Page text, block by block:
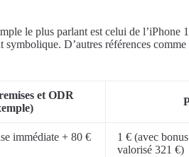
le plus parlant est celui de
D’autres références
et ODR
immédiate + 80 €
1 € (avec
valorisé 321 €)